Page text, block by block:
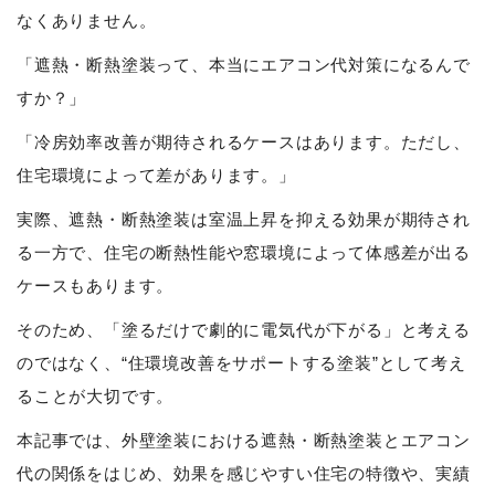
なくありません。
「遮熱・断熱塗装って、本当にエアコン代対策になるんで
すか？」
「冷房効率改善が期待されるケースはあります。ただし、
住宅環境によって差があります。」
実際、遮熱・断熱塗装は室温上昇を抑える効果が期待され
る一方で、住宅の断熱性能や窓環境によって体感差が出る
ケースもあります。
そのため、「塗るだけで劇的に電気代が下がる」と考える
のではなく、“住環境改善をサポートする塗装”として考え
ることが大切です。
本記事では、外壁塗装における遮熱・断熱塗装とエアコン
代の関係をはじめ、効果を感じやすい住宅の特徴や、実績